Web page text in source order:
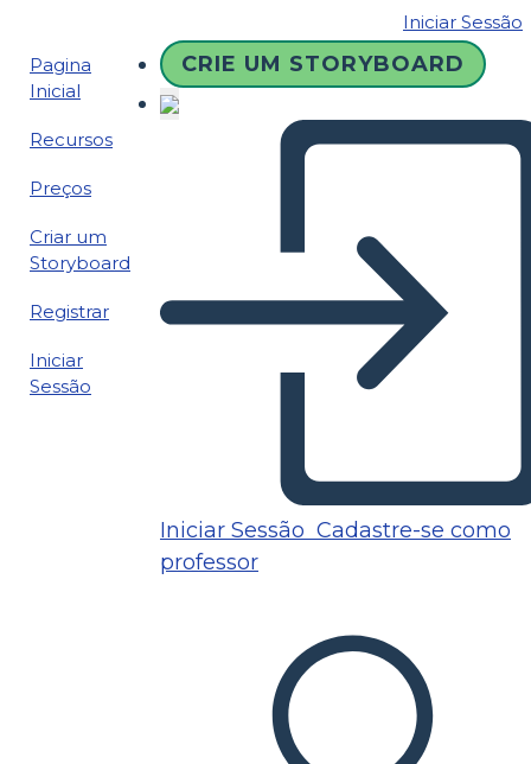
Iniciar Sessão
Pagina
Inicial
Recursos
Preços
Criar um
Storyboard
Registrar
Iniciar
Sessão
CRIE UM STORYBOARD
Iniciar Sessão Cadastre-se como
professor